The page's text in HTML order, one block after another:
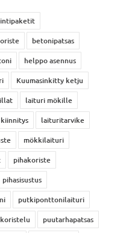
betonipatsas
helppo asennus
Kuumasinkitty ketju
laituri mökille
laituritarvike
mökkilaituri
pihakoriste
pihasisustus
putkiponttonilaituri
puutarhapatsas